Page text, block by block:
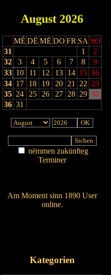
August 2026
MÉ DË MË DO FR SA SO
31
1
2
32
3 4 5 6 7 8
9
33 10 11 12 13 14 15 16
34 17 18 19 20 21 22 23
35 24 25 26 27 28 29 30
36 31
nëmmen zukünfteg
Terminer
Am Moment sinn 1890 User
online.
Kategorien